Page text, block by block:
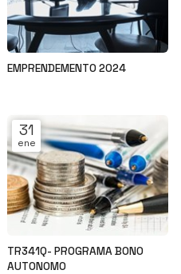
EMPRENDEMENTO 2024
31
ene
TR341Q- PROGRAMA BONO
AUTONOMO